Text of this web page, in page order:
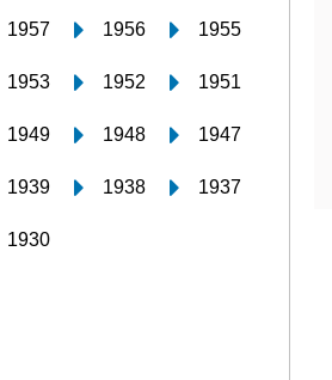
1957 1956 1955
1953 1952 1951
1949 1948 1947
1939 1938 1937
1930